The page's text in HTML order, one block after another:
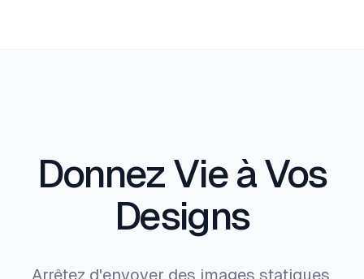
Donnez Vie à Vos
Designs
Arrêtez d'envoyer des images statiques.